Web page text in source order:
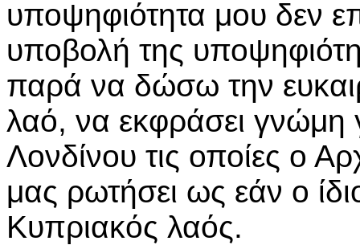
υποψηφιότητα μου δεν
υποβολή της
παρά να δώσω την
λαό, να εκφράσει γνώμη
Λονδίνου τις οποίες ο
μας ρωτήσει ως εάν ο
Κυπριακός λαός.